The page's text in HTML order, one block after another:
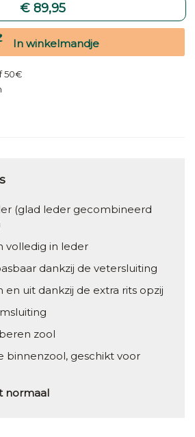
€ 89,95
In winkelmandje
50€
(glad leder gecombineerd
volledig in leder
dankzij de vetersluiting
en uit dankzij de extra rits opzij
zool
binnenzool, geschikt voor
normaal